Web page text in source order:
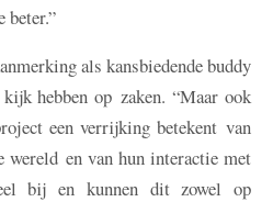
beter.”
als kansbiedende buddy
hebben op zaken. “Maar ook
een verrijking betekent van
wereld en van hun interactie met
bij en kunnen dit zowel op